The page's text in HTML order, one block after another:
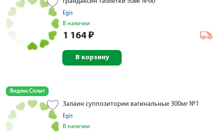
Egis
В наличии
1 164 ₽
В корзину
Яндекс Сплит
Залаин суппозитории вагинальные 300мг №1
Egis
В наличии